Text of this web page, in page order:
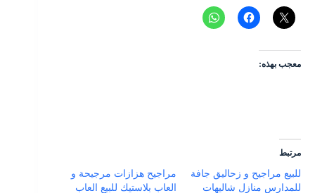
معجب بهذه:
مرتبط
للبيع مراجيح و زحاليق جافة
للمدارس منازل شاليهات
مراجيح هزازات مرجيحة و
العاب بلاستيك للبيع العاب